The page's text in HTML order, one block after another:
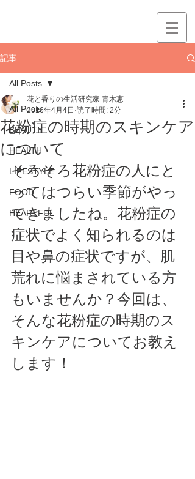
記事
All Posts
BEAUTY
HEALTH
LIFESTYLE
FOOD
HEARTFUL
All Posts
花粉症の時期のスキンケア
について
花と香りの生活研究家 青木恵
2016年4月4日 読了時間: 2分
そろそろ花粉症の人にと
ってはつらい季節がやっ
てきましたね。花粉症の
症状でよく知られるのは
目や鼻の症状ですが、肌
荒れに悩まされている方
もいませんか？今回は、
そんな花粉症の時期のス
キンケアについてお教え
します！